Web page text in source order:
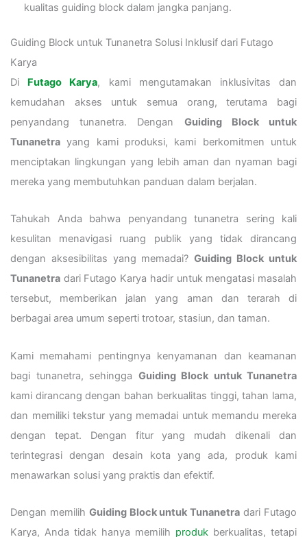
kualitas guiding block dalam jangka panjang.
Guiding Block untuk Tunanetra Solusi Inklusif dari Futago
Karya
Di Futago Karya, kami mengutamakan inklusivitas dan
kemudahan akses untuk semua orang, terutama bagi
penyandang tunanetra. Dengan Guiding Block untuk
Tunanetra yang kami produksi, kami berkomitmen untuk
menciptakan lingkungan yang lebih aman dan nyaman bagi
mereka yang membutuhkan panduan dalam berjalan.
Tahukah Anda bahwa penyandang tunanetra sering kali
kesulitan menavigasi ruang publik yang tidak dirancang
dengan aksesibilitas yang memadai?Guiding Block untuk
Tunanetra dari Futago Karya hadir untuk mengatasi masalah
tersebut, memberikan jalan yang aman dan terarah di
berbagai area umum seperti trotoar, stasiun, dan taman.
Kami memahami pentingnya kenyamanan dan keamanan
bagi tunanetra, sehingga Guiding Block untuk Tunanetra
kami dirancang dengan bahan berkualitas tinggi, tahan lama,
dan memiliki tekstur yang memadai untuk memandu mereka
dengan tepat. Dengan fitur yang mudah dikenali dan
terintegrasi dengan desain kota yang ada, produk kami
menawarkan solusi yang praktis dan efektif.
Dengan memilih Guiding Block untuk Tunanetra dari Futago
Karya, Anda tidak hanya memilih produk berkualitas, tetapi